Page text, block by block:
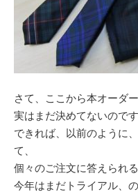
さて、ここから本オーダ
実はまだ決めてないのです
できれば、以前のように
て、
個々のご注文に答えられ
今年はまだトライアル、の